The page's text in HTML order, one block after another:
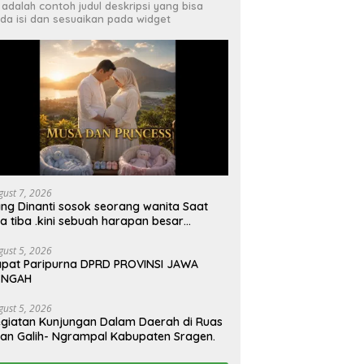
adalah contoh judul deskripsi yang bisa
isi dan sesuaikan pada widget
7, 2026
Dinanti sosok seorang wanita Saat
tiba .kini sebuah harapan besar
menciptakan lagu Untuk si buah
yang berjudul Musa & Princes.
5, 2026
Paripurna DPRD PROVINSI JAWA
5, 2026
Kunjungan Dalam Daerah di Ruas
Galih- Ngrampal Kabupaten Sragen.